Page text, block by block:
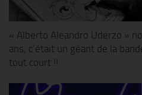
« Alberto Aleandro Uderzo »
ans, c’était un géant de la
tout court !!